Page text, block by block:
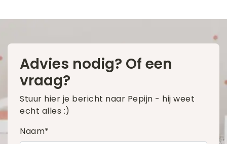
Advies nodig? Of een
vraag?
Stuur hier je bericht naar Pepijn - hij weet
echt alles :)
Naam*